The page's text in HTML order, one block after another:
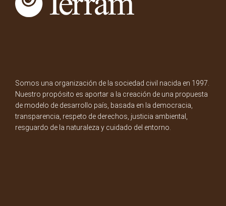
Somos una organización de la sociedad civil nacida en 1997.
Nuestro propósito es aportar a la creación de una propuesta
de modelo de desarrollo país, basada en la democracia,
transparencia, respeto de derechos, justicia ambiental,
resguardo de la naturaleza y cuidado del entorno.